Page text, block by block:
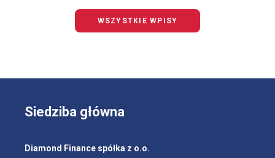
WSZYSTKIE WPISY
Siedziba główna
Diamond Finance spółka z o.o.